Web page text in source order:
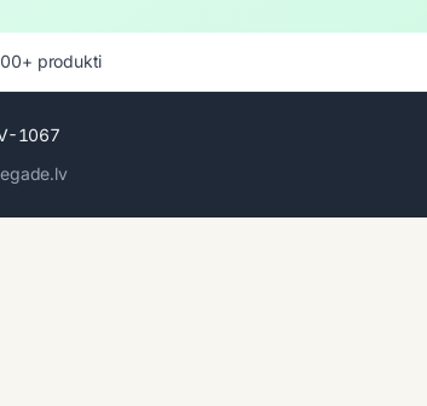
produkti
1067